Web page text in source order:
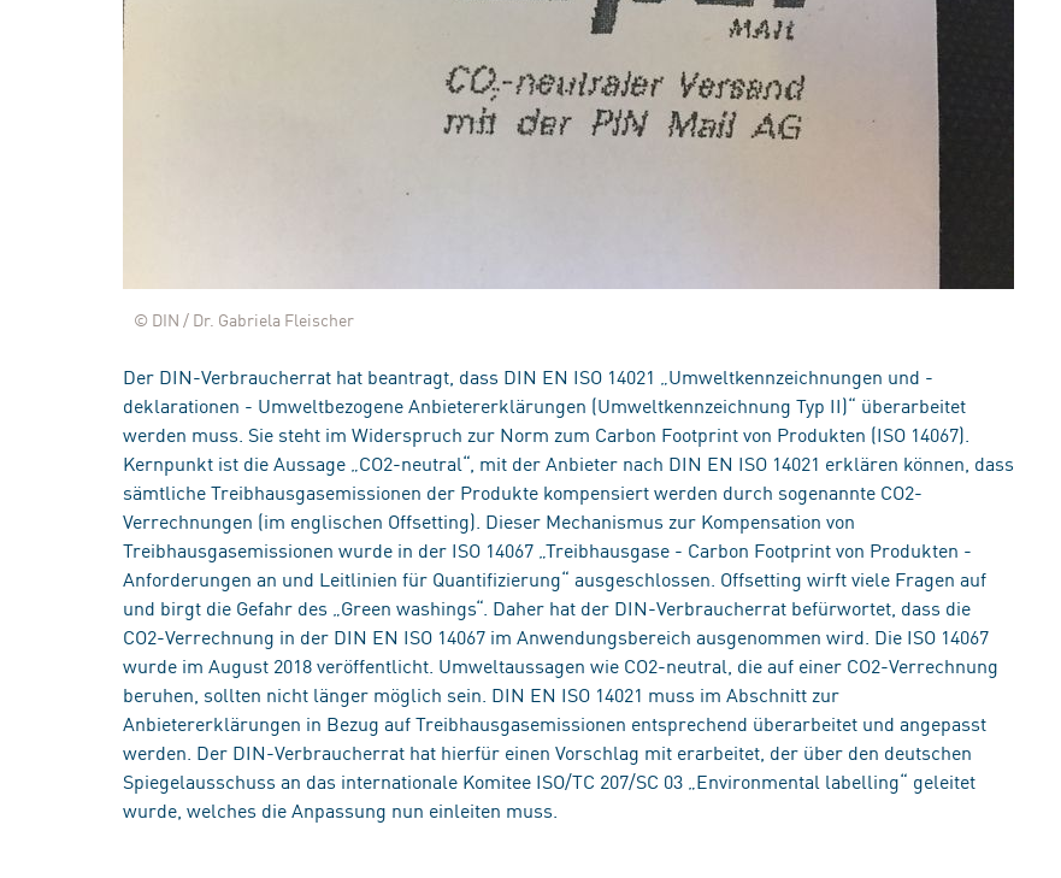
© DIN / Dr. Gabriela Fleischer
Der DIN-Verbraucherrat hat beantragt, dass DIN EN ISO 14021 „Umweltkennzeichnungen und -
deklarationen - Umweltbezogene Anbietererklärungen (Umweltkennzeichnung Typ II)“ überarbeitet
werden muss. Sie steht im Widerspruch zur Norm zum Carbon Footprint von Produkten (ISO 14067).
Kernpunkt ist die Aussage „CO2-neutral“, mit der Anbieter nach DIN EN ISO 14021 erklären können, dass
sämtliche Treibhausgasemissionen der Produkte kompensiert werden durch sogenannte CO2-
Verrechnungen (im englischen Offsetting). Dieser Mechanismus zur Kompensation von
Treibhausgasemissionen wurde in der ISO 14067 „Treibhausgase - Carbon Footprint von Produkten -
Anforderungen an und Leitlinien für Quantifizierung“ ausgeschlossen. Offsetting wirft viele Fragen auf
und birgt die Gefahr des „Green washings“. Daher hat der DIN-Verbraucherrat befürwortet, dass die
CO2-Verrechnung in der DIN EN ISO 14067 im Anwendungsbereich ausgenommen wird. Die ISO 14067
wurde im August 2018 veröffentlicht. Umweltaussagen wie CO2-neutral, die auf einer CO2-Verrechnung
beruhen, sollten nicht länger möglich sein. DIN EN ISO 14021 muss im Abschnitt zur
Anbietererklärungen in Bezug auf Treibhausgasemissionen entsprechend überarbeitet und angepasst
werden. Der DIN-Verbraucherrat hat hierfür einen Vorschlag mit erarbeitet, der über den deutschen
Spiegelausschuss an das internationale Komitee ISO/TC 207/SC 03 „Environmental labelling“ geleitet
wurde, welches die Anpassung nun einleiten muss.